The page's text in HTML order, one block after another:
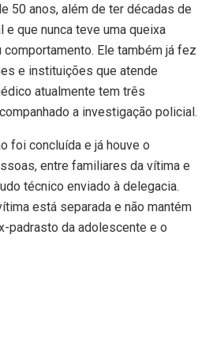
50 anos, além de ter décadas de
que nunca teve uma queixa
Ele também já fez
e instituições que atende
atualmente tem três
a investigação policial.
foi concluída e já houve o
entre familiares da vítima e
técnico enviado à delegacia.
está separada e não mantém
padrasto da adolescente e o